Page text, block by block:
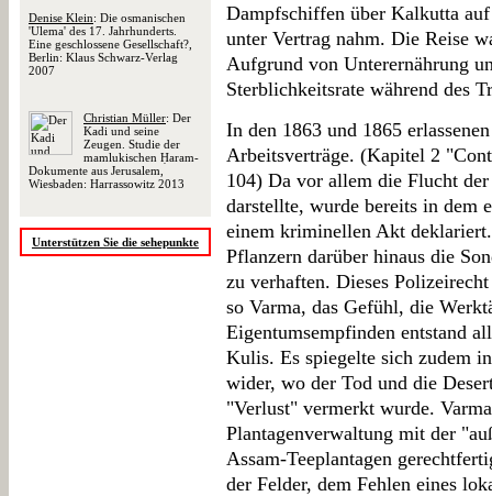
Denise Klein: Die osmanischen
'Ulema' des 17. Jahrhunderts.
Eine geschlossene Gesellschaft?,
Berlin: Klaus Schwarz-Verlag
2007
Christian Müller: Der
Kadi und seine
Zeugen. Studie der
mamlukischen Ḥaram-
Dokumente aus Jerusalem,
Wiesbaden: Harrassowitz 2013
Unterstützen Sie die sehepunkte
Dampfschiffen über Kalkutta
unter Vertrag nahm. Die Reise
Aufgrund von Unterernährung
Sterblichkeitsrate während des
In den 1863 und 1865
Arbeitsverträge. (Kapitel 2
104) Da vor allem die Flucht
darstellte, wurde bereits in dem
einem kriminellen Akt
Pflanzern darüber hinaus die
zu verhaften. Dieses
so Varma, das Gefühl, die
Eigentumsempfinden entstand
Kulis. Es spiegelte sich zudem
wider, wo der Tod und die
"Verlust" vermerkt wurde.
Plantagenverwaltung mit der
Assam-Teeplantagen
der Felder, dem Fehlen eines